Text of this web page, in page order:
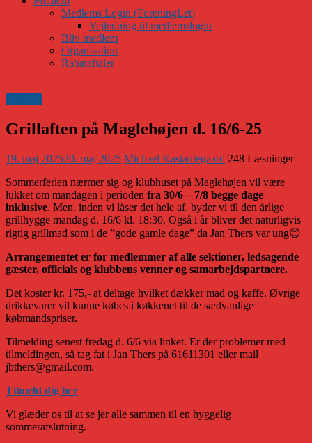
Medlems Login (ForeningLet)
Vejledning til medlemslogin
Bliv medlem
Organisation
Rabataftaler
Grillaften på Maglehøjen d. 16/6-25
19. maj 202520. maj 2025 Michael Kastaniegaard 248 Læsninger
Sommerferien nærmer sig og klubhuset på Maglehøjen vil være
lukket om mandagen i perioden fra 30/6 – 7/8 begge dage
inklusive. Men, inden vi låser det hele af, byder vi til den årlige
grillhygge mandag d. 16/6 kl. 18:30. Også i år bliver det naturligvis
rigtig grillmad som i de ”gode gamle dage” da Jan Thers var ung😊
Arrangementet er for medlemmer af alle sektioner, ledsagende
gæster, officials og klubbens venner og samarbejdspartnere.
Det koster kr. 175,- at deltage hvilket dækker mad og kaffe. Øvrige
drikkevarer vil kunne købes i køkkenet til de sædvanlige
købmandspriser.
Tilmelding senest fredag d. 6/6 via linket. Er der problemer med
tilmeldingen, så tag fat i Jan Thers på 61611301 eller mail
jbthers@gmail.com.
Tilmeld dig her
Vi glæder os til at se jer alle sammen til en hyggelig
sommerafslutning.